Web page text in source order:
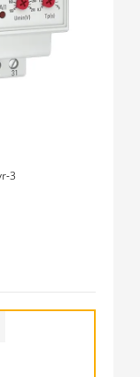
3